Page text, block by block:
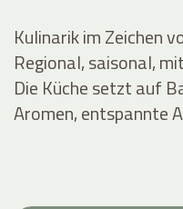
Kulinarik im Zeichen
Regional, saisonal,
Die Küche setzt auf
Aromen, entspannte